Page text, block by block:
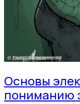
Основы
пониманию